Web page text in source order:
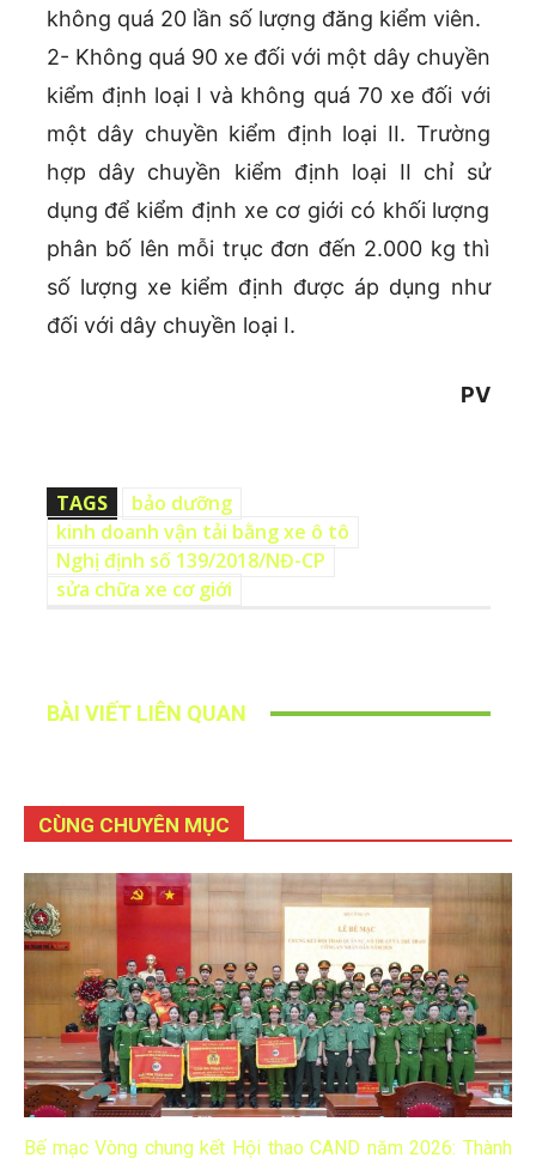
không quá 20 lần số lượng đăng kiểm viên.
2- Không quá 90 xe đối với một dây chuyền
kiểm định loại I và không quá 70 xe đối với
một dây chuyền kiểm định loại II. Trường
hợp dây chuyền kiểm định loại II chỉ sử
dụng để kiểm định xe cơ giới có khối lượng
phân bố lên mỗi trục đơn đến 2.000 kg thì
số lượng xe kiểm định được áp dụng như
đối với dây chuyền loại I.
PV
TAGS
bảo dưỡng
kinh doanh vận tải bằng xe ô tô
Nghị định số 139/2018/NĐ-CP
sửa chữa xe cơ giới
BÀI VIẾT LIÊN QUAN
CÙNG CHUYÊN MỤC
Bế mạc Vòng chung kết Hội thao CAND năm 2026: Thành